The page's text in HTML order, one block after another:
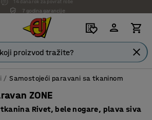
Samostojeći paravani sa tkaninom
ZONE
Rivet, bele nogare, plava siva